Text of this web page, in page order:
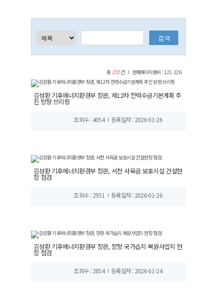
총272건 현재페이지범위 : 121-126
김성환 기후에너지환경부 장관, 제12차 전력수급기본계획 추
진 방향 브리핑
조회수 : 4054 등록일자 : 2026-01-26
김성환 기후에너지환경부 장관, 서천 사육곰 보호시설 건설현
장 점검
조회수 : 2951 등록일자 : 2026-01-26
김성환 기후에너지환경부 장관, 장항 국가습지 복원사업지 현
장 점검
조회수 : 2854 등록일자 : 2026-01-24